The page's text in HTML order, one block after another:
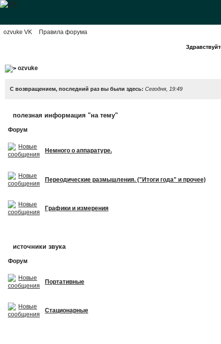
ozvuke VK Правила форума
ozvuke
С возвращением, последний раз вы были здесь: Сегодня, 19:49
полезная информация "на тему"
Форум
Немного о аппаратуре.
Переодические размышления. ("Итоги года" и прочее)
Графики и измерения
источники звука
Форум
Портативные
Стационарные